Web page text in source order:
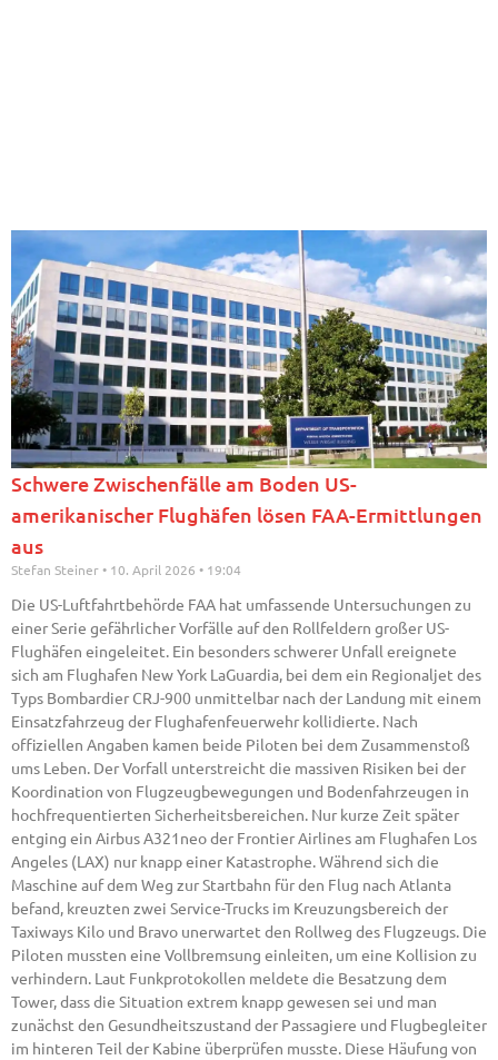
Schwere Zwischenfälle am Boden US-
amerikanischer Flughäfen lösen FAA-Ermittlungen
aus
Stefan Steiner 10. April 2026 19:04
Die US-Luftfahrtbehörde FAA hat umfassende Untersuchungen zu
einer Serie gefährlicher Vorfälle auf den Rollfeldern großer US-
Flughäfen eingeleitet. Ein besonders schwerer Unfall ereignete
sich am Flughafen New York LaGuardia, bei dem ein Regionaljet des
Typs Bombardier CRJ-900 unmittelbar nach der Landung mit einem
Einsatzfahrzeug der Flughafenfeuerwehr kollidierte. Nach
offiziellen Angaben kamen beide Piloten bei dem Zusammenstoß
ums Leben. Der Vorfall unterstreicht die massiven Risiken bei der
Koordination von Flugzeugbewegungen und Bodenfahrzeugen in
hochfrequentierten Sicherheitsbereichen. Nur kurze Zeit später
entging ein Airbus A321neo der Frontier Airlines am Flughafen Los
Angeles (LAX) nur knapp einer Katastrophe. Während sich die
Maschine auf dem Weg zur Startbahn für den Flug nach Atlanta
befand, kreuzten zwei Service-Trucks im Kreuzungsbereich der
Taxiways Kilo und Bravo unerwartet den Rollweg des Flugzeugs. Die
Piloten mussten eine Vollbremsung einleiten, um eine Kollision zu
verhindern. Laut Funkprotokollen meldete die Besatzung dem
Tower, dass die Situation extrem knapp gewesen sei und man
zunächst den Gesundheitszustand der Passagiere und Flugbegleiter
im hinteren Teil der Kabine überprüfen musste. Diese Häufung von